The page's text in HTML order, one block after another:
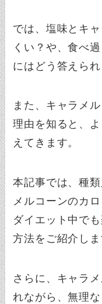
では、塩味とキ
くい？や、食べ
にはどう答えら
また、キャラメ
理由を知ると、
えてきます。
本記事では、種
メルコーンのカ
ダイエット中で
方法をご紹介しま
さらに、キャラ
れながら、無理